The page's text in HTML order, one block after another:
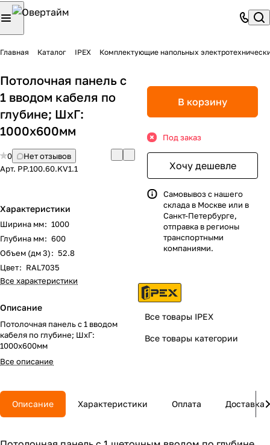
Главная Каталог IPEX Комплектующие напольных
Потолочная панель с
1 вводом кабеля по
глубине; ШхГ:
1000х600мм
0
Нет отзывов
Арт. PP.100.60.KV1.1
Характеристики
Ширина мм: 1000
Глубина мм: 600
Объем (дм 3): 52.8
Цвет: RAL7035
Все характеристики
Описание
Потолочная панель с 1 вводом
кабеля по глубине; ШхГ:
1000х600мм
Все описание
В корзину
Под заказ
Хочу дешевле
Самовывоз с нашего
склада в Москве или в
Санкт-Петербурге,
отправка в регионы
транспортными
компаниями.
Все товары IPEX
Все товары категории
Описание Характеристики Оплата Доставка